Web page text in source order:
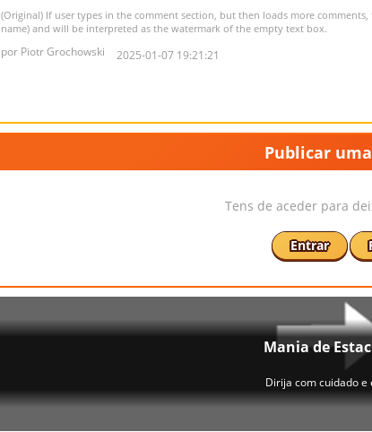
(Original) If user types in the comment section, but then loads more
name) and will be interpreted as the watermark of the empty text box.
por Piotr Grochowski 2025-01-07 19:21:21
Publicar
Tens de aceder para
Entrar